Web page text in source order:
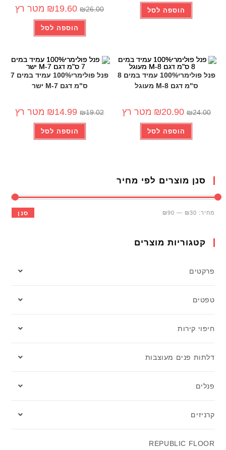
הוספה לסל ₪26.00
₪19.60 מטר רץ
הוספה לסל
פנל פולימרי100% עמיד במים 8
ס"מ דגם 8-M מעוגל
₪24.00
₪20.90 מטר רץ
הוספה לסל
פנל פולימרי100% עמיד במים 7
ס"מ דגם 7-M ישר
₪19.02
₪14.99 מטר רץ
הוספה לסל
סנן מוצרים לפי מחיר
סנן מחיר: ₪30
—
₪90
קטגוריות מוצרים
פרקטים
טפטים
חיפוי קירות
דלתות פנים מעוצבות
פנלים
קרניזים
REPUBLIC FLOOR